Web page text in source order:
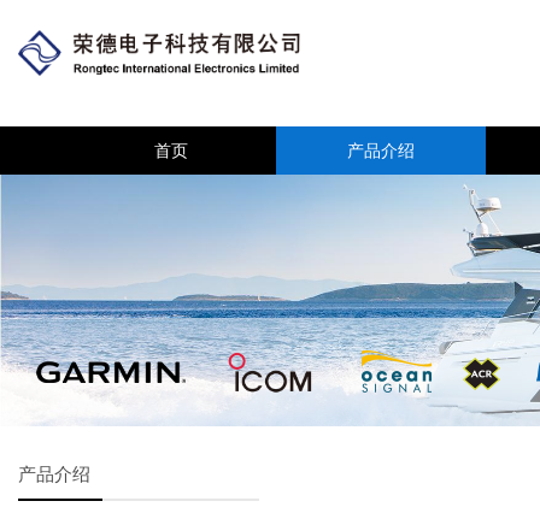
首页 产品介绍
产品介绍